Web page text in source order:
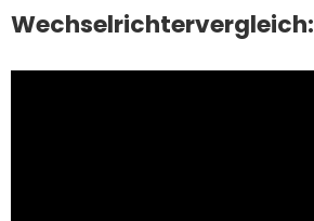
Wechselrichtervergleich: